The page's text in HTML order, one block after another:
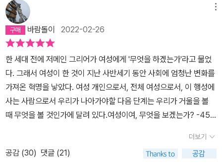
교에서는 고통을 참으면 미인으로 새롭게 태어날 거라고 부추긴다.
이는 여성은 존재 자체가 이미 손상되었다는 뜻으로 전해져, 죄책감
을 느낀 여성은 손상을 ‘복구’하기 위해 큰돈을 쓴다. 죄책감과 그에
트 산업이 가장 바라지 않는 것은 여성이 한 번에 영원히 날씬해지는
것이다. 다이어트를 해도 98퍼센트는 다시 체중이 는다. “다이어트
산업은 기업가에게 큰 기쁨을 준다”라고 브룸버그는 말한다. 노화 방
지 산업도 마찬가지다. 정말로 효과가 있는 제품이 있다면 (모든 여성
이 자부심을 갖거나) 이 산업은 붕괴될 것이다. 그러나 이 산업에는
다행히도 수술한 사람들조차 100퍼센트 어김없이 나이가 든다. “새
로운 나”도 저녁 목욕물에 씻겨 가버린다. 그래서 다시 처음부터 그
않는다. 그 수술은 그에게도 부담이었고 그리고 어쨌든 그는 그녀를
떠난다. 그가 그의 사랑, 그에게 맞춤한 짝을 찾기 까지 이 나이든 여
성은 그저 스쳐지나가는 1인이었을 뿐이니까. 상대에게 내가 어떤 위
치에 있는지도 모른채로 이렇게 하면 나를 떠나지 않으려나 싶어 성
기수술까지 감행하는 여자가 그 영화 안에 있었다. 2009년의 영화이
니 내 기억들의 많은 부분은 정확하지 않겠지만 그러나 그녀가 수술
을 하고 왔던 것, 그러나 그는 떠났던 것에 대해서만큼은 강한 기억으
로 남아있다. 남자를 붙잡기 위해 수술까지 해야해? 라고 영화를 보
면서도 생각했던 것 같다. 시술이나 수술을 해 본 사람이라면 알겠지
만, 그것은 누가 간단하다고 시간이 조금 걸린다 하더라도 닥치면 두
렵고 회복할 때도 고통스럽다. 그런데 그 일을 한다. 이 남자의 사랑을
바람돌이 2022-02-26
한 세대 전에 저메인 그리어가 여성에게 '무엇을 하겠는가'라고 물었
다. 그래서 여성이 한 것이 지난 사반세기 동안 사회에 엄청난 변화를
가져온 혁명을 낳았다. 여성 개인으로서, 전체 여성으로서, 이 행성에
사는 사람으로서 우리가 나아가야할 다음 단계는 우리가 거울을 볼
때 무엇을 볼 것인가에 달려 있다.여성이여, 무엇을 보겠는가? -458
식하지 못하는 한 어떤 억압구조도 바뀔 수 없다. 결국 가장 중요한 첫
발은 나의 우리의 억압을 바로보는 시선, 관점을 바꾸는데서 모든 것
더보기
공감 (30) 댓글 (21)